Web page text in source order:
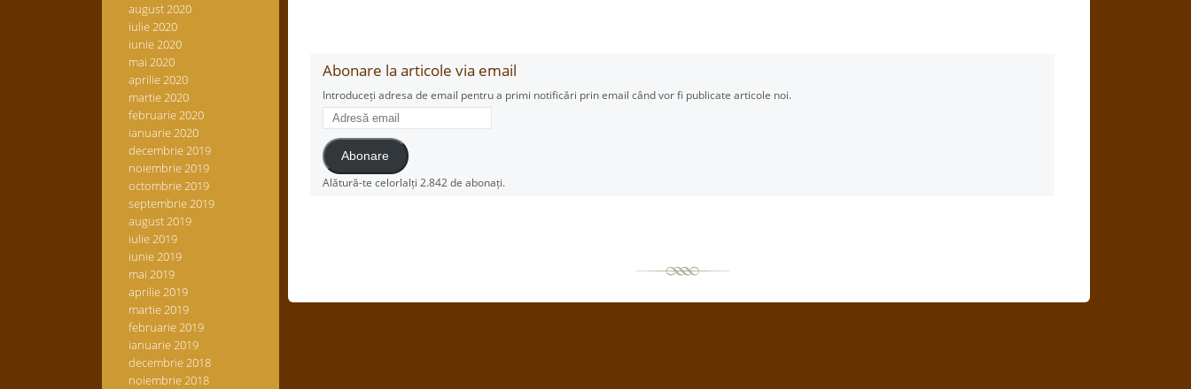
august 2020
iulie 2020
iunie 2020
mai 2020
aprilie 2020
martie 2020
februarie 2020
ianuarie 2020
decembrie 2019
noiembrie 2019
octombrie 2019
septembrie 2019
august 2019
iulie 2019
iunie 2019
mai 2019
aprilie 2019
martie 2019
februarie 2019
ianuarie 2019
decembrie 2018
noiembrie 2018
Abonare la articole via email
Introduceți adresa de email pentru a primi notificări prin email când vor fi publicate articole noi.
Adresă
email
Abonare
Alătură-te celorlalți 2.842 de abonați.